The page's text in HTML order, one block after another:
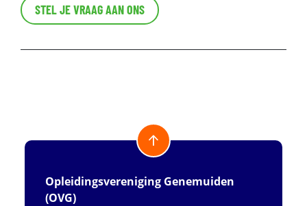
STEL JE VRAAG AAN ONS
Opleidingsvereniging Genemuiden
(OVG)